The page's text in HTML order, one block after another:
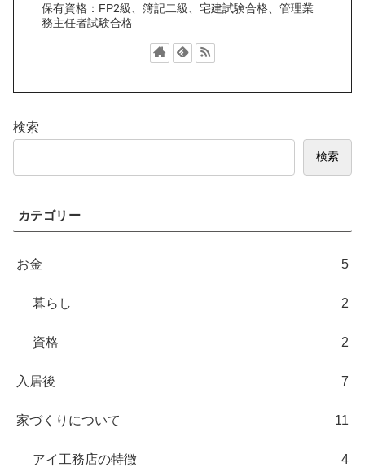
保有資格：FP2級、簿記二級、宅建試験合格、管理業
務主任者試験合格
検索
検索
カテゴリー
お金 5
暮らし 2
資格 2
入居後 7
家づくりについて 11
アイ工務店の特徴 4